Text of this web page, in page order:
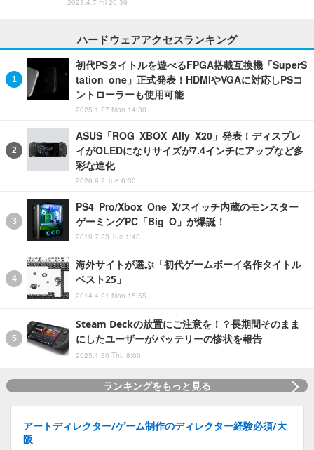
2023.4.7 Fri 20:39
ハードウェアアクセスランキング
初代PSタイトルを遊べるFPGA搭載互換機「SuperS
tation one」正式発表！HDMIやVGAに対応しPSコ
ントローラーも使用可能
2025.1.27 Mon 14:30
ASUS「ROG XBOX Ally X20」発表！ディスプレ
イがOLEDになりサイズが7.4インチにアップなど多
彩な進化
2026.6.2 Tue 6:30
PS4 Pro/Xbox One X/スイッチ内蔵のモンスター
ゲーミングPC「Big O」が爆誕！
2019.7.23 Tue 1:43
海外サイトが選ぶ「初代ゲームボーイ名作タイトル
ベスト25」
2014.4.21 Mon 15:55
Steam Deckの放置にご注意を！？長期間そのまま
にしたユーザーがバッテリーの惨状を報告
2025.1.30 Thu 8:00
ランキングをもっと見る
アートディレクター/ゲーム制作のディレクター経験必須/大
阪